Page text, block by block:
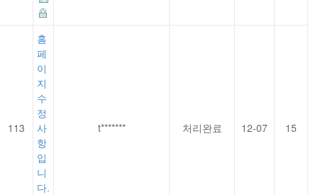
113
홈
페
이
지
수
정
사
항
입
니
다.
t******* 처리완료 12-07 15